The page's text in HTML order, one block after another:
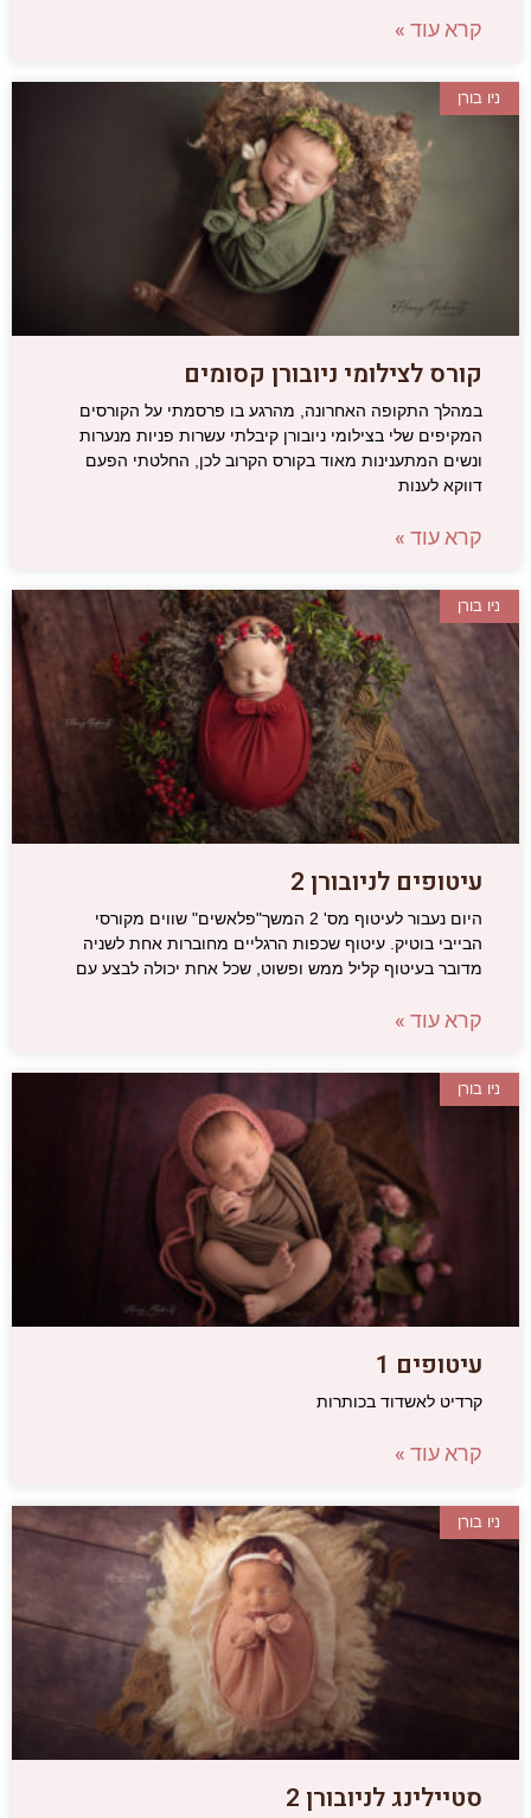
קרא עוד »
ניו בורן
קורס לצילומי ניובורן קסומים
במהלך התקופה האחרונה, מהרגע בו פרסמתי על הקורסים
המקיפים שלי בצילומי ניובורן קיבלתי עשרות פניות מנערות
ונשים המתענינות מאוד בקורס הקרוב לכן, החלטתי הפעם
דווקא לענות
קרא עוד »
ניו בורן
עיטופים לניובורן 2
היום נעבור לעיטוף מס' 2 המשך"פלאשים" שווים מקורסי
הבייבי בוטיק. עיטוף שכפות הרגליים מחוברות אחת לשניה
מדובר בעיטוף קליל ממש ופשוט, שכל אחת יכולה לבצע עם
קרא עוד »
ניו בורן
עיטופים 1
קרדיט לאשדוד בכותרות
קרא עוד »
ניו בורן
סטיילינג לניובורן 2